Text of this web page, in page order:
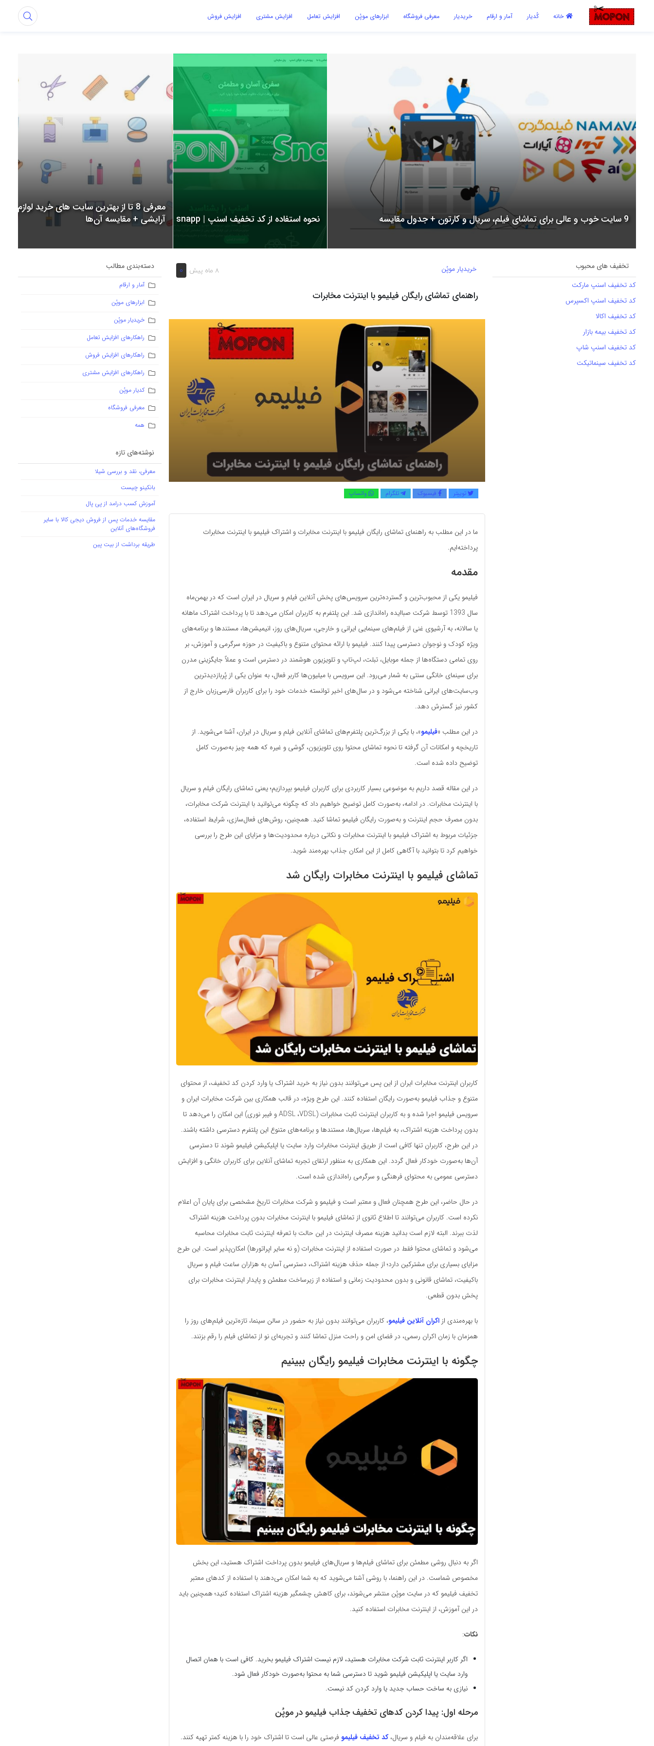
خانه کُدیار آمار و ارقام خریدیار معرفی فروشگاه ابزارهای موپُن افزایش تعامل افزایش مشتری افزایش فروش اشتراک گذاری
9 سایت خوب و عالی برای تماشای فیلم، سریال و کارتون + جدول مقایسه نحوه استفاده از کد تخفیف اسنپ | snapp
معرفی 8 تا از بهترین سایت های خرید لوازم
آرایشی + مقایسه آن‌ها
تخفیف های محبوب
کد تخفیف اسنپ مارکت
کد تخفیف اسنپ اکسپرس
کد تخفیف اکالا
کد تخفیف بیمه بازار
کد تخفیف اسنپ شاپ
کد تخفیف سینماتیکت
8 ماه پیش 0 خریدیار موپُن
راهنمای تماشای رایگان فیلیمو با اینترنت مخابرات
توییتر فیسبوک تلگرام واتساپ
ما در این مطلب به راهنمای تماشای رایگان فیلیمو با اینترنت مخابرات و اشتراک فیلیمو با اینترنت مخابرات
پرداخته‌ایم.
مقدمه
فیلیمو یکی از محبوب‌ترین و گسترده‌ترین سرویس‌های پخش آنلاین فیلم و سریال در ایران است که در بهمن‌ماه
سال 1393 توسط شرکت صباایده راه‌اندازی شد. این پلتفرم به کاربران امکان می‌دهد تا با پرداخت اشتراک ماهانه
یا سالانه، به آرشیوی غنی از فیلم‌های سینمایی ایرانی و خارجی، سریال‌های روز، انیمیشن‌ها، مستندها و برنامه‌های
ویژه کودک و نوجوان دسترسی پیدا کنند. فیلیمو با ارائه محتوای متنوع و باکیفیت در حوزه سرگرمی و آموزش، بر
روی تمامی دستگاه‌ها از جمله موبایل، تبلت، لپ‌تاپ و تلویزیون هوشمند در دسترس است و عملاً جایگزینی مدرن
برای سینمای خانگی سنتی به شمار می‌رود. این سرویس با میلیون‌ها کاربر فعال، به عنوان یکی از پُربازدیدترین
وب‌سایت‌های ایرانی شناخته می‌شود و در سال‌های اخیر توانسته خدمات خود را برای کاربران فارسی‌زبان خارج از
کشور نیز گسترش دهد.
در این مطلب «فیلیمو»، با یکی از بزرگ‌ترین پلتفرم‌های تماشای آنلاین فیلم و سریال در ایران، آشنا می‌شوید. از
تاریخچه و امکانات آن گرفته تا نحوه تماشای محتوا روی تلویزیون، گوشی و غیره که همه چیز به‌صورت کامل
توضیح داده شده است.
در این مقاله قصد داریم به موضوعی بسیار کاربردی برای کاربران فیلیمو بپردازیم؛ یعنی تماشای رایگان فیلم و سریال
با اینترنت مخابرات. در ادامه، به‌صورت کامل توضیح خواهیم داد که چگونه می‌توانید با اینترنت شرکت مخابرات،
بدون مصرف حجم اینترنت و به‌صورت رایگان فیلیمو تماشا کنید. همچنین، روش‌های فعال‌سازی، شرایط استفاده،
جزئیات مربوط به اشتراک فیلیمو با اینترنت مخابرات و نکاتی درباره محدودیت‌ها و مزایای این طرح را بررسی
خواهیم کرد تا بتوانید با آگاهی کامل از این امکان جذاب بهره‌مند شوید.
تماشای فیلیمو با اینترنت مخابرات رایگان شد
کاربران اینترنت مخابرات ایران از این پس می‌توانند بدون نیاز به خرید اشتراک یا وارد کردن کد تخفیف، از محتوای
متنوع و جذاب فیلیمو به‌صورت رایگان استفاده کنند. این طرح ویژه، در قالب همکاری بین شرکت مخابرات ایران و
سرویس فیلیمو اجرا شده و به کاربران اینترنت ثابت مخابرات (ADSL ،VDSL و فیبر نوری) این امکان را می‌دهد تا
بدون پرداخت هزینه اشتراک، به فیلم‌ها، سریال‌ها، مستندها و برنامه‌های متنوع این پلتفرم دسترسی داشته باشند.
در این طرح، کاربران تنها کافی است از طریق اینترنت مخابرات وارد سایت یا اپلیکیشن فیلیمو شوند تا دسترسی
آن‌ها به‌صورت خودکار فعال گردد. این همکاری به منظور ارتقای تجربه تماشای آنلاین برای کاربران خانگی و افزایش
دسترسی عمومی به محتوای فرهنگی و سرگرمی راه‌اندازی شده است.
در حال حاضر، این طرح همچنان فعال و معتبر است و فیلیمو و شرکت مخابرات تاریخ مشخصی برای پایان آن اعلام
نکرده است. کاربران می‌توانند تا اطلاع ثانوی از تماشای فیلیمو با اینترنت مخابرات بدون پرداخت هزینه اشتراک
لذت ببرند. البته لازم است بدانید هزینه مصرف اینترنت در این حالت با تعرفه اینترنت ثابت مخابرات محاسبه
می‌شود و تماشای محتوا فقط در صورت استفاده از اینترنت مخابرات (و نه سایر اپراتورها) امکان‌پذیر است. این طرح
مزایای بسیاری برای مشترکین دارد؛ از جمله حذف هزینه اشتراک، دسترسی آسان به هزاران ساعت فیلم و سریال
باکیفیت، تماشای قانونی و بدون محدودیت زمانی و استفاده از زیرساخت مطمئن و پایدار اینترنت مخابرات برای
پخش بدون قطعی.
با بهره‌مندی از اکران آنلاین فیلیمو، کاربران می‌توانند بدون نیاز به حضور در سالن سینما، تازه‌ترین فیلم‌های روز را
همزمان با زمان اکران رسمی، در فضای امن و راحت منزل تماشا کنند و تجربه‌ای نو از تماشای فیلم را رقم بزنند.
چگونه با اینترنت مخابرات فیلیمو رایگان ببینیم
اگر به دنبال روشی مطمئن برای تماشای فیلم‌ها و سریال‌های فیلیمو بدون پرداخت اشتراک هستید، این بخش
مخصوص شماست. در این راهنما، با روشی آشنا می‌شوید که به شما امکان می‌دهند با استفاده از کدهای معتبر
تخفیف فیلیمو که در سایت موپُن منتشر می‌شوند، برای کاهش چشمگیر هزینه اشتراک استفاده کنید؛ همچنین باید
در این آموزش، از اینترنت مخابرات استفاده کنید.
نکات:
اگر کاربر اینترنت ثابت شرکت مخابرات هستید، لازم نیست اشتراک فیلیمو بخرید. کافی است با همان اتصال
وارد سایت یا اپلیکیشن فیلیمو شوید تا دسترسی شما به محتوا به‌صورت خودکار فعال شود.
نیازی به ساخت حساب جدید یا وارد کردن کد نیست.
مرحله اول: پیدا کردن کدهای تخفیف جذاب فیلیمو در موپُن
برای علاقه‌مندان به فیلم و سریال،کد تخفیف فیلیمو فرصتی عالی است تا اشتراک خود را با هزینه کمتر تهیه کنند.
دسته‌بندی مطالب
آمار و ارقام
ابزارهای موپُن
خریدیار موپُن
راهکارهای افزایش تعامل
راهکارهای افزایش فروش
راهکارهای افزایش مشتری
کدیار موپُن
معرفی فروشگاه
همه
نوشته‌های تازه
معرفی، نقد و بررسی شیلا
بانکینو چیست
آموزش کسب درامد از پی پال
مقایسه خدمات پس از فروش دیجی کالا با سایر
فروشگاه‌های آنلاین
طریقه برداشت از بیت پین